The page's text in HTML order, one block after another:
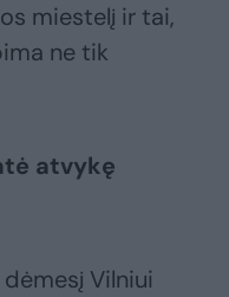
miestelį ir tai,
ne tik
atvykę
Vilniui